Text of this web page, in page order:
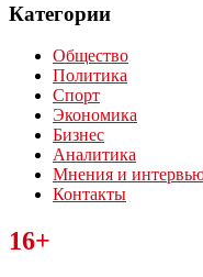
Категории
Общество
Политика
Спорт
Экономика
Бизнес
Аналитика
Мнения и
Контакты
Читайте последние
“ЗаНовомосковск”
16+